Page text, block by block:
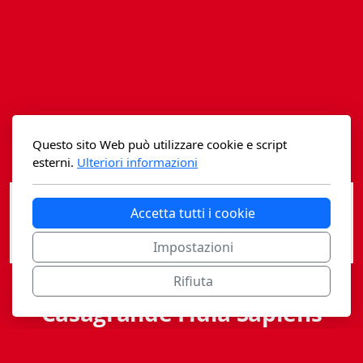
Casagrande Fidia Sapiens
Questo sito Web può utilizzare cookie e script
esterni. Ulteriori informazioni
Accetta tutti i cookie
Impostazioni
Rifiuta
Maestri della Pietra
Oltre le frontiere
Spyra
Testi scolastici
Varia